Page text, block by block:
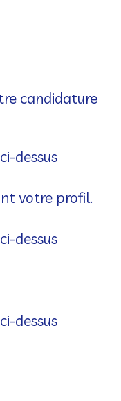
candidature
dessus
votre profil.
dessus
dessus